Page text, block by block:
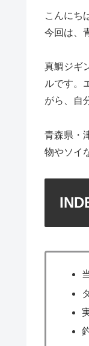
こんにち
今回は、
真鯛ジギ
ルです。
がら、自
青森県・
物やソイ